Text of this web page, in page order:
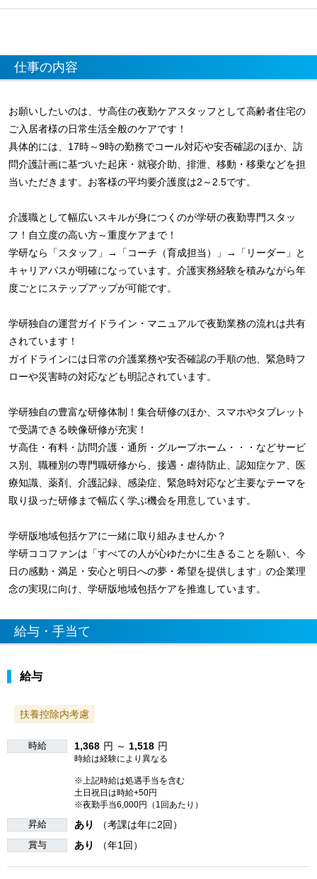
仕事の内容
お願いしたいのは、サ高住の夜勤ケアスタッフとして高齢者住宅の
ご入居者様の日常生活全般のケアです！
具体的には、17時～9時の勤務でコール対応や安否確認のほか、訪
問介護計画に基づいた起床・就寝介助、排泄、移動・移乗などを担
当いただきます。お客様の平均要介護度は2～2.5です。
介護職として幅広いスキルが身につくのが学研の夜勤専門スタッ
フ！自立度の高い方～重度ケアまで！
学研なら「スタッフ」→「コーチ（育成担当）」→「リーダー」と
キャリアパスが明確になっています。介護実務経験を積みながら年
度ごとにステップアップが可能です。
学研独自の運営ガイドライン・マニュアルで夜勤業務の流れは共有
されています！
ガイドラインには日常の介護業務や安否確認の手順の他、緊急時フ
ローや災害時の対応なども明記されています。
学研独自の豊富な研修体制！集合研修のほか、スマホやタブレット
で受講できる映像研修が充実！
サ高住・有料・訪問介護・通所・グループホーム・・・などサービ
ス別、職種別の専門職研修から、接遇・虐待防止、認知症ケア、医
療知識、薬剤、介護記録、感染症、緊急時対応など主要なテーマを
取り扱った研修まで幅広く学ぶ機会を用意しています。
学研版地域包括ケアに一緒に取り組みませんか？
学研ココファンは「すべての人が心ゆたかに生きることを願い、今
日の感動・満足・安心と明日への夢・希望を提供します」の企業理
念の実現に向け、学研版地域包括ケアを推進しています。
給与・手当て
給与
扶養控除内考慮
時給 1,368 円 ～ 1,518 円
時給は経験により異なる
※上記時給は処遇手当を含む
土日祝日は時給+50円
※夜勤手当6,000円（1回あたり）
昇給 あり （考課は年に2回）
賞与 あり （年1回）